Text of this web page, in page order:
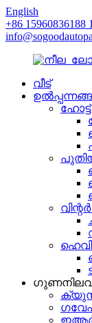
English
+86 15960836188
വീട്